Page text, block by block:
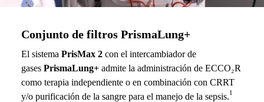
Conjunto de filtros PrismaLung+
El sistema PrisMax 2 con el intercambiador de
gases PrismaLung+ admite la administración de ECCO₂R
como terapia independiente o en combinación con CRRT
y/o purificación de la sangre para el manejo de la sepsis.1